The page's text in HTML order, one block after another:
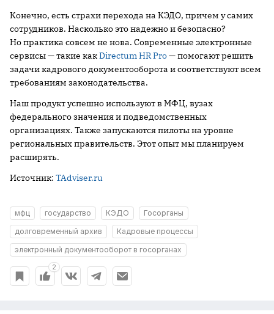
Конечно, есть страхи перехода на КЭДО, причем у самих
сотрудников. Насколько это надежно и безопасно?
Но практика совсем не нова. Современные электронные
сервисы — такие какDirectum HR Pro— помогают решить
задачи кадрового документооборота и соответствуют всем
требованиям законодательства.
Наш продукт успешно используют в МФЦ, вузах
федерального значения и подведомственных
организациях. Также запускаются пилоты на уровне
региональных правительств. Этот опыт мы планируем
расширять.
Источник: TAdviser.ru
мфц государство КЭДО
Госорганы
долговременный архив
Кадровые процессы
электронный документооборот в госорганах
2